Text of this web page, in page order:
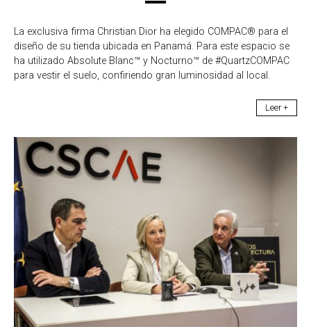
La exclusiva firma Christian Dior ha elegido COMPAC® para el
diseño de su tienda ubicada en Panamá. Para este espacio se
ha utilizado Absolute Blanc™ y Nocturno™ de #QuartzCOMPAC
para vestir el suelo, confiriendo gran luminosidad al local.
Leer +